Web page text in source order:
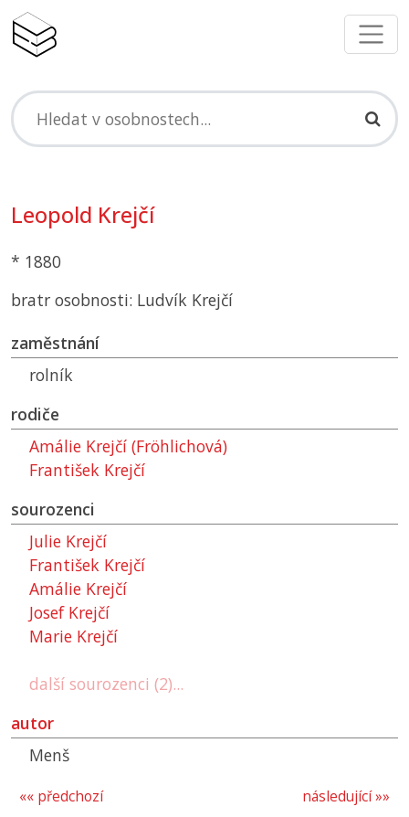
Leopold Krejčí
* 1880
bratr osobnosti: Ludvík Krejčí
zaměstnání
rolník
rodiče
Amálie Krejčí (Fröhlichová)
František Krejčí
sourozenci
Julie Krejčí
František Krejčí
Amálie Krejčí
Josef Krejčí
Marie Krejčí
další sourozenci (2)...
autor
Menš
následující »»
«« předchozí